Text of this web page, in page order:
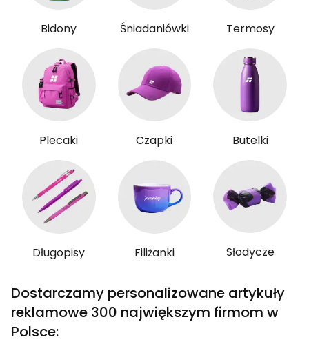
Bidony Śniadaniówki Termosy
Plecaki Czapki Butelki
Długopisy Filiżanki Słodycze
Dostarczamy personalizowane artykuły
reklamowe 300 największym firmom w
Polsce: